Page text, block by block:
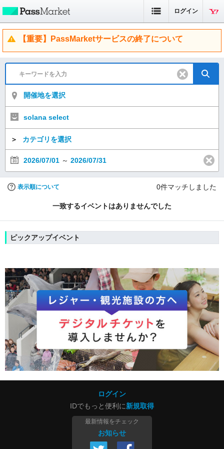
ログイン
【重要】PassMarketサービスの終了について
開催地を選択
solana select
＞ カテゴリを選択
2026/07/01 ～ 2026/07/31
表示順について 0件マッチしました
一致するイベントはありませんでした
ピックアップイベント
ログイン
IDでもっと便利に新規取得
最新情報をチェック
お知らせ